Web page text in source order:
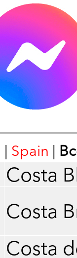
| Spain |
Costa
Costa
Costa